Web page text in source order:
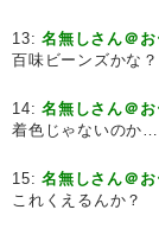
13:名無しさん＠お
百味ビーンズかな？
14:名無しさん＠お
着色じゃないのか…
15:名無しさん＠お
これくえるんか？